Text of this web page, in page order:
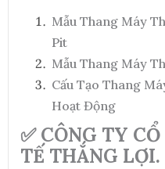
Mẫu Thang Máy
Pit
Mẫu Thang Máy
Cấu Tạo Thang
Hoạt Động
✅ CÔNG TY
TẾ THẮNG LỢI.